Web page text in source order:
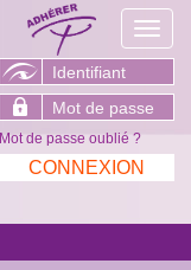
Mot de passe oublié ?